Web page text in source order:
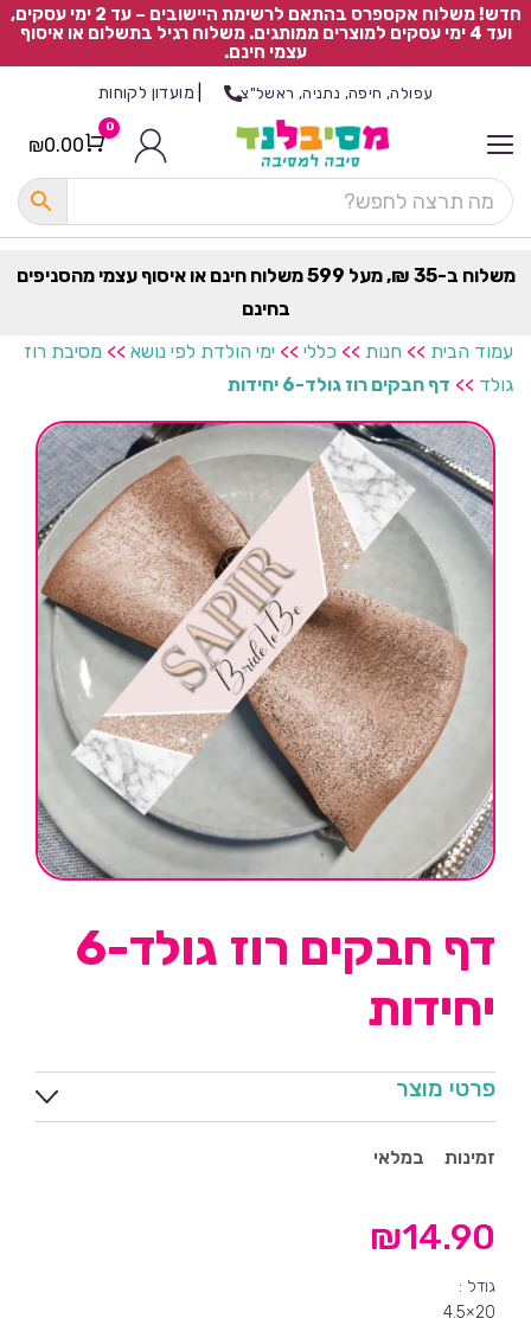
חדש! משלוח אקספרס בהתאם לרשימת היישובים – עד 2 ימי עסקים,
ועד 4 ימי עסקים למוצרים ממותגים. משלוח רגיל בתשלום או איסוף
עצמי חינם.
עפולה, חיפה, נתניה, ראשל"צ מועדון לקוחות
Cart
0
₪0.00
משלוח ב-35 ₪, מעל 599 משלוח חינם או איסוף עצמי מהסניפים
בחינם
עמוד הבית >> חנות >> כללי >> ימי הולדת לפי נושא >> מסיבת רוז
גולד >> דף חבקים רוז גולד-6 יחידות
דף חבקים רוז גולד-6
יחידות
פרטי מוצר
זמינות במלאי
₪14.90
גודל :
20×4.5